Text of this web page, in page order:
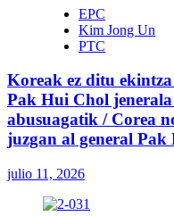
EPC
Kim Jong Un
PTC
Koreak ez ditu
Pak Hui Chol
abusuagatik / Corea
juzgan al general
julio 11, 2026